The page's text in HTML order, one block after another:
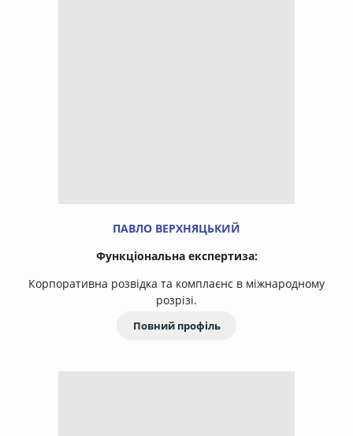
ПАВЛО ВЕРХНЯЦЬКИЙ
Функціональна експертиза:
Корпоративна розвідка та комплаєнс в міжнародному
розрізі.
Повний профіль